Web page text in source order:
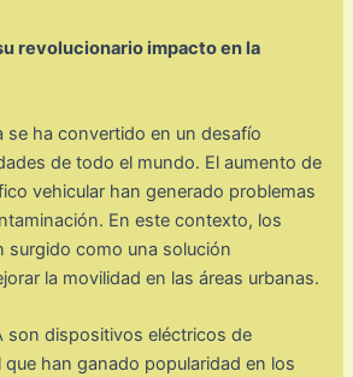
revolucionario impacto en la
se ha convertido en un desafío
de todo el mundo. El aumento de
vehicular han generado problemas
En este contexto, los
surgido como una solución
la movilidad en las áreas urbanas.
son dispositivos eléctricos de
han ganado popularidad en los